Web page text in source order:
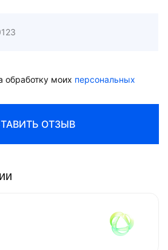
обработку моих персональных
ОТЗЫВ